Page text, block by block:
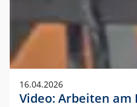
16.04.2026
Video: Arbeiten